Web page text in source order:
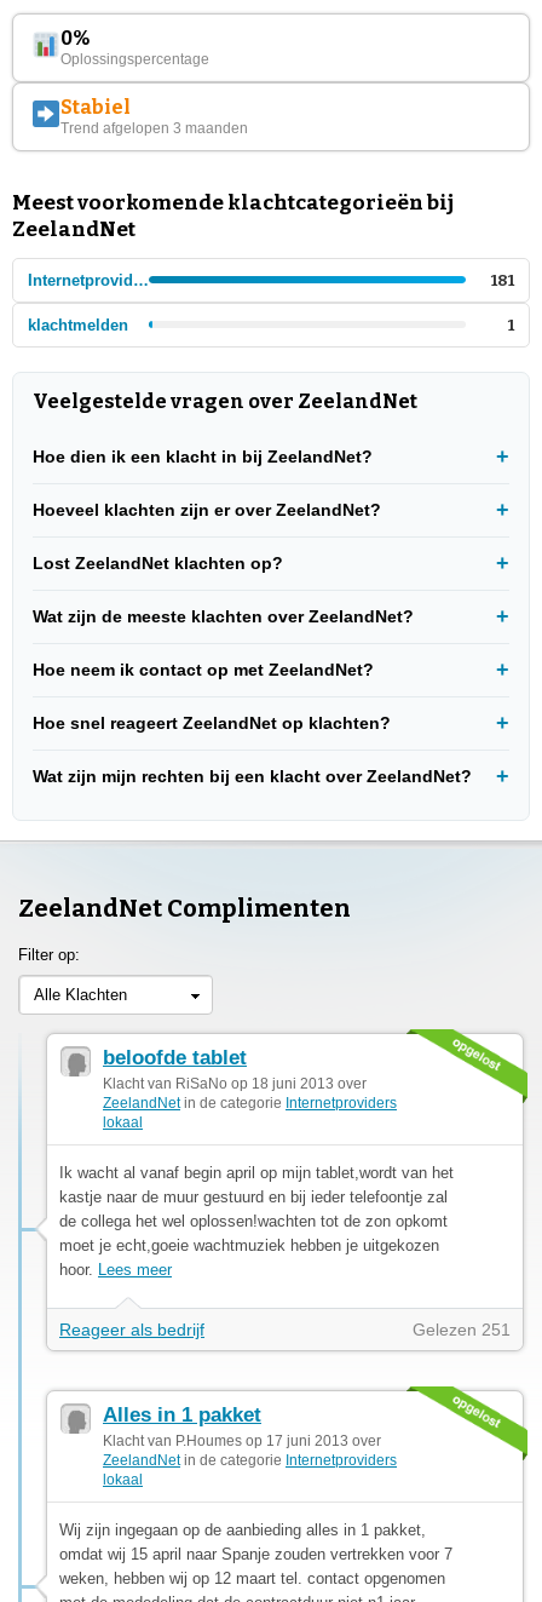
0%
Oplossingspercentage
Stabiel
Trend afgelopen 3 maanden
Meest voorkomende klachtcategorieën bij
ZeelandNet
Internetproviders lokaal 181
klachtmelden 1
Veelgestelde vragen over ZeelandNet
Hoe dien ik een klacht in bij ZeelandNet?
Hoeveel klachten zijn er over ZeelandNet?
Lost ZeelandNet klachten op?
Wat zijn de meeste klachten over ZeelandNet?
Hoe neem ik contact op met ZeelandNet?
Hoe snel reageert ZeelandNet op klachten?
Wat zijn mijn rechten bij een klacht over ZeelandNet?
ZeelandNet Complimenten
Filter op:
Alle Klachten
beloofde tablet
Klacht van RiSaNo op 18 juni 2013 over
ZeelandNetin de categorie Internetproviders
lokaal
Ik wacht al vanaf begin april op mijn tablet,wordt van het
kastje naar de muur gestuurd en bij ieder telefoontje zal
de collega het wel oplossen!wachten tot de zon opkomt
moet je echt,goeie wachtmuziek hebben je uitgekozen
hoor. Lees meer
Reageer als bedrijf Gelezen 251
Alles in 1 pakket
Klacht van P.Houmes op 17 juni 2013 over
ZeelandNetin de categorie Internetproviders
lokaal
Wij zijn ingegaan op de aanbieding alles in 1 pakket,
omdat wij 15 april naar Spanje zouden vertrekken voor 7
weken, hebben wij op 12 maart tel. contact opgenomen